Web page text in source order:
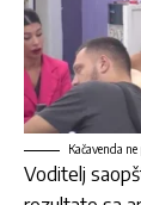
Kačavenda
Voditelj